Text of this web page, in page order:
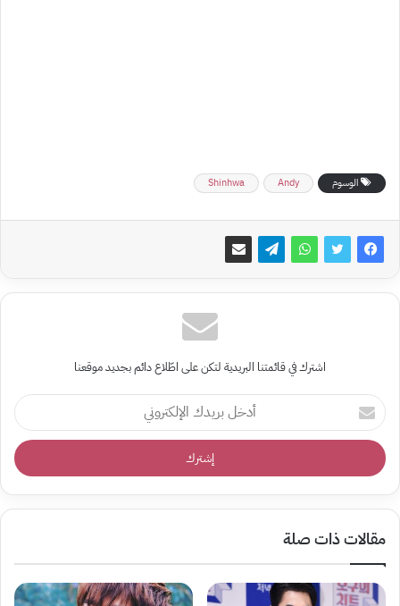
الوسوم Andy
Shinhwa
اشترك في قائمتنا البريدية لتكن على اطّلاع دائم بجديد موقعنا
أدخل
بريدك
الإلكتروني
مقالات ذات صلة